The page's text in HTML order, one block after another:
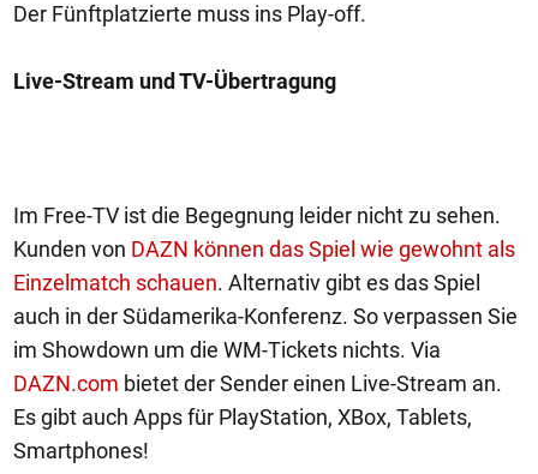
Der Fünftplatzierte muss ins Play-off.
Live-Stream und TV-Übertragung
Im Free-TV ist die Begegnung leider nicht zu sehen.
Kunden von DAZN können das Spiel wie gewohnt als
Einzelmatch schauen. Alternativ gibt es das Spiel
auch in der Südamerika-Konferenz. So verpassen Sie
im Showdown um die WM-Tickets nichts. Via
DAZN.com bietet der Sender einen Live-Stream an.
Es gibt auch Apps für PlayStation, XBox, Tablets,
Smartphones!